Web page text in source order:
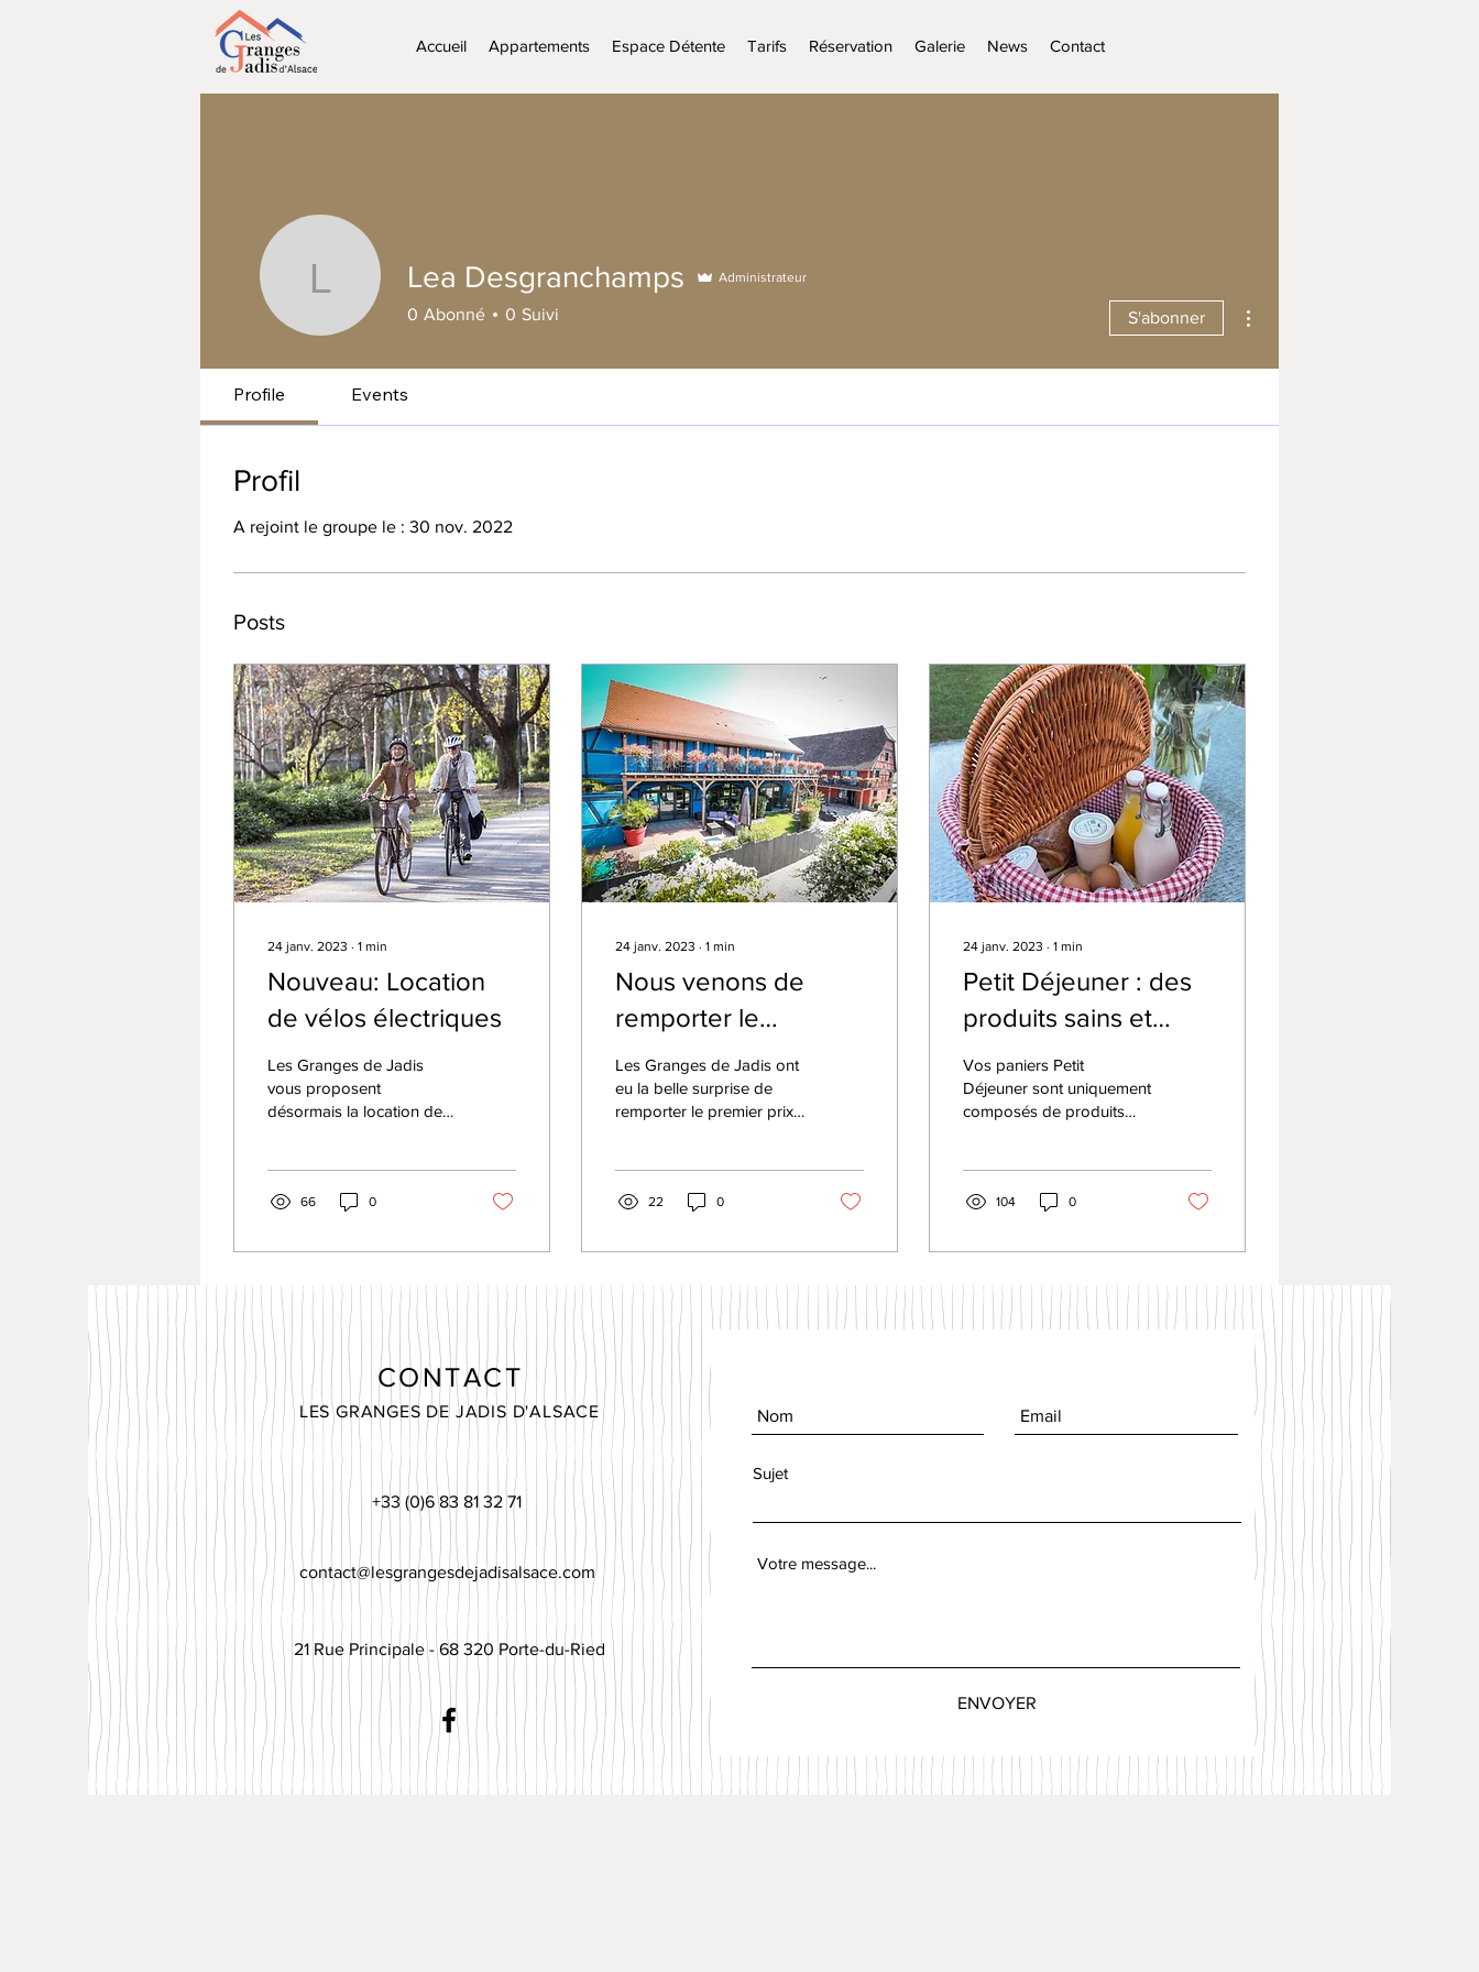
Accueil Appartements Espace Détente Tarifs Réservation Galerie News Contact
Lea Desgranchamps
Lea Desgranchamps Administrateur
0 Abonné 0 Suivi S'abonner
Profile Events
Profil
A rejoint le groupe le : 30 nov. 2022
Posts
24 janv. 2023 ∙ 1 min
Nouveau: Location
de vélos électriques
Les Granges de Jadis
vous proposent
désormais la location de
66 0
24 janv. 2023 ∙ 1 min
Nous venons de
remporter le
"Concours Maisons
Fleuries" pour la 3e
année consécutive !
Les Granges de Jadis ont
eu la belle surprise de
remporter le premier prix
22 0
24 janv. 2023 ∙ 1 min
Petit Déjeuner : des
produits sains et
locaux !
Vos paniers Petit
Déjeuner sont uniquement
composés de produits
des...104 0
CONTACT
LES GRANGES DE JADIS D'ALSACE
+33 (0)6 83 81 32 71
21 Rue Principale - 68 320 Porte-du-Ried
contact@lesgrangesdejadisalsace.com
Sujet
ENVOYER